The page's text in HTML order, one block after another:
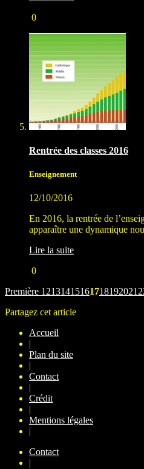
0
Rentrée des classes 2016
Enseignement
12/10/2016
En 2016, la rentrée de
apparaître une dynamique
Lire la suite
0
Première 12131415161718192021
Partagez cet article
Accueil
|
Plan du site
|
Contact
|
Crédit
|
Mentions légales
|
Contact
|